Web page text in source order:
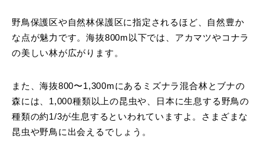
野鳥保護区や自然林保護区に指定されるほど、自然豊か
な点が魅力です。海抜800m以下では、アカマツやコナラ
の美しい林が広がります。
また、海抜800〜1,300mにあるミズナラ混合林とブナの
森には、1,000種類以上の昆虫や、日本に生息する野鳥の
種類の約1/3が生息するといわれていますよ。さまざまな
昆虫や野鳥に出会えるでしょう。